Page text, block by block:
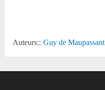
Auteurs:: Guy de Maupassant